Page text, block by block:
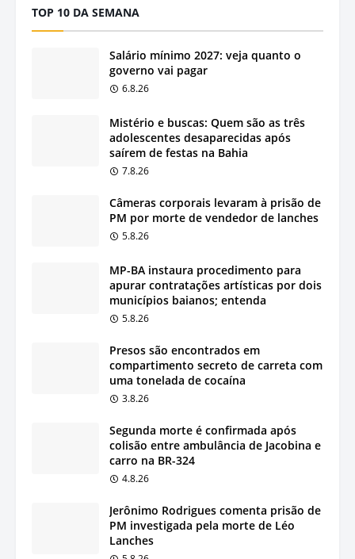
TOP 10 DA SEMANA
Salário mínimo 2027: veja quanto o
governo vai pagar
6.8.26
Mistério e buscas: Quem são as três
adolescentes desaparecidas após
saírem de festas na Bahia
7.8.26
Câmeras corporais levaram à prisão de
PM por morte de vendedor de lanches
5.8.26
MP-BA instaura procedimento para
apurar contratações artísticas por dois
municípios baianos; entenda
5.8.26
Presos são encontrados em
compartimento secreto de carreta com
uma tonelada de cocaína
3.8.26
Segunda morte é confirmada após
colisão entre ambulância de Jacobina e
carro na BR-324
4.8.26
Jerônimo Rodrigues comenta prisão de
PM investigada pela morte de Léo
Lanches